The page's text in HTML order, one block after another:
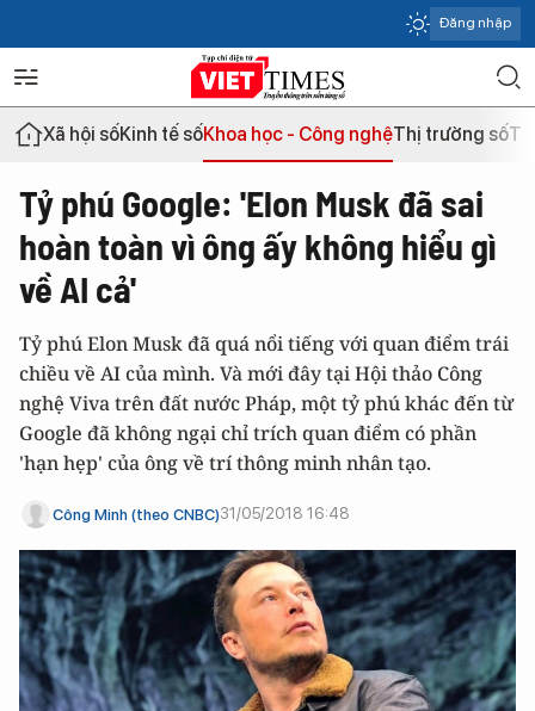
Đăng nhập
Xã hội sốKinh tế sốKhoa học - Công nghệThị trường số
Tỷ phú Google: 'Elon Musk đã sai
hoàn toàn vì ông ấy không hiểu gì
về AI cả'
Tỷ phú Elon Musk đã quá nổi tiếng với quan điểm trái
chiều về AI của mình. Và mới đây tại Hội thảo Công
nghệ Viva trên đất nước Pháp, một tỷ phú khác đến từ
Google đã không ngại chỉ trích quan điểm có phần
'hạn hẹp' của ông về trí thông minh nhân tạo.
Công Minh (theo CNBC)31/05/2018 16:48